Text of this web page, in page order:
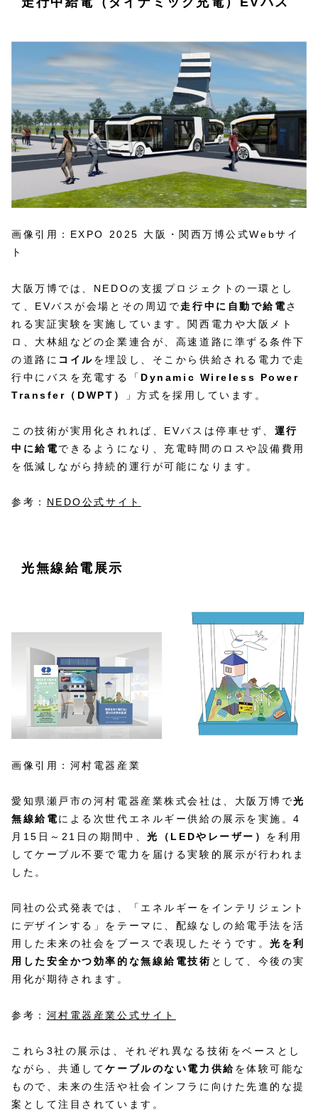
画像引用：EXPO 2025 大阪・関西万博公式Webサイ
ト
大阪万博では、NEDOの支援プロジェクトの一環とし
て、EVバスが会場とその周辺で走行中に自動で給電さ
れる実証実験を実施しています。関西電力や大阪メト
ロ、大林組などの企業連合が、高速道路に準ずる条件下
の道路に コイルを埋設し、そこから供給される電力で走
行中にバスを充電する「 Dynamic Wireless Power
Transfer（DWPT）
」方式を採用しています。
この技術が実用化されれば、EVバスは停車せず、 運行
中に給電できるようになり、充電時間のロスや設備費用
を低減しながら持続的運行が可能になります。
参考： NEDO公式サイト
光無線給電展示
画像引用：河村電器産業
愛知県瀬戸市の河村電器産業株式会社は、大阪万博で光
無線給電による次世代エネルギー供給の展示を実施。4
月15日～21日の期間中、光（LEDやレーザー） を利用
してケーブル不要で電力を届ける実験的展示が行われま
した。
同社の公式発表では、「エネルギーをインテリジェント
にデザインする」をテーマに、配線なしの給電手法を活
用した未来の社会をブースで表現したそうです。光を利
用した安全かつ効率的な無線給電技術 として、今後の実
用化が期待されます。
参考： 河村電器産業公式サイト
これら3社の展示は、それぞれ異なる技術をベースとし
ながら、共通してケーブルのない電力供給を体験可能な
もので、未来の生活や社会インフラに向けた先進的な提
案として注目されています。